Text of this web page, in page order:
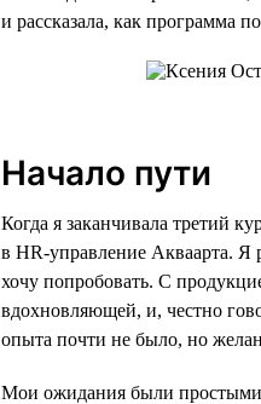
и рассказала, как программа
Начало пути
Когда я заканчивала третий
в HR-управление Акваарта. Я
хочу попробовать. С
вдохновляющей, и, честно
опыта почти не было, но
Мои ожидания были простыми